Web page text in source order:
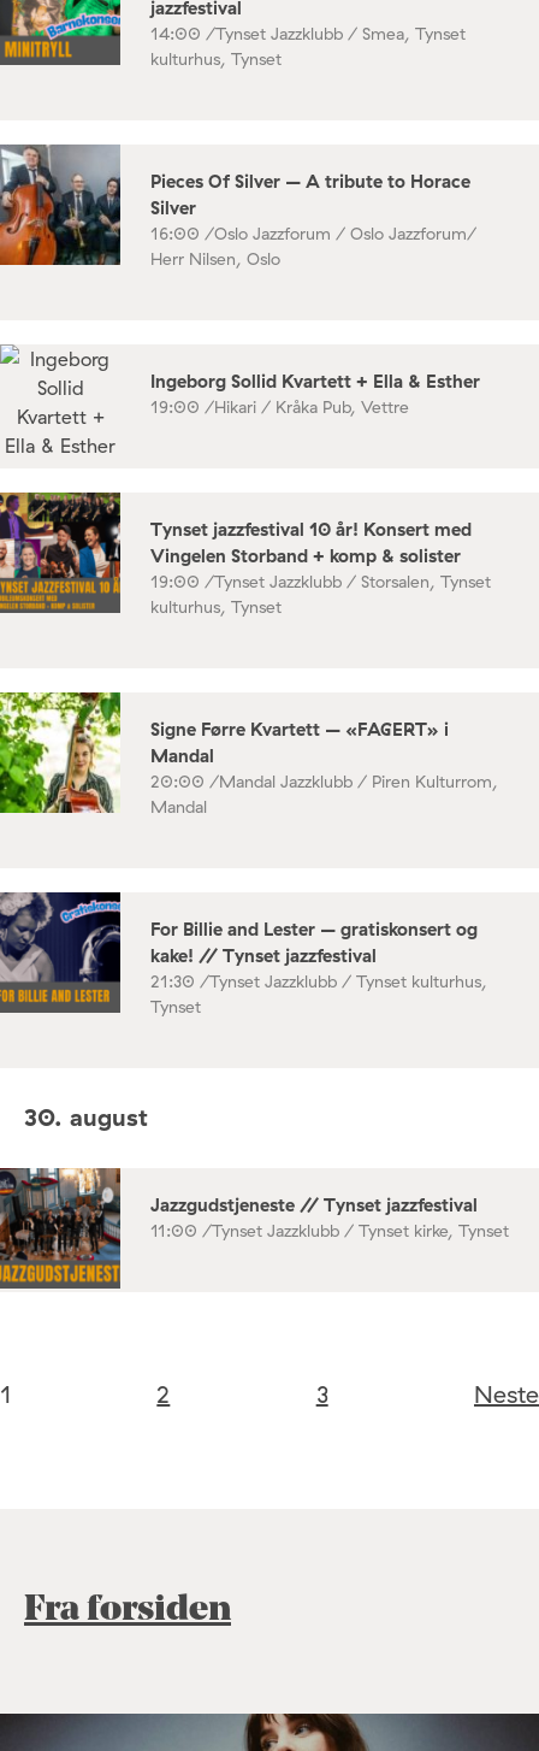
jazzfestival
14:00 /Tynset Jazzklubb / Smea, Tynset
kulturhus, Tynset
Pieces Of Silver – A tribute to Horace
Silver
16:00 /Oslo Jazzforum / Oslo Jazzforum/
Herr Nilsen, Oslo
Ingeborg Sollid Kvartett + Ella & Esther
19:00 /Hikari / Kråka Pub, Vettre
Tynset jazzfestival 10 år! Konsert med
Vingelen Storband + komp & solister
19:00 /Tynset Jazzklubb / Storsalen, Tynset
kulturhus, Tynset
Signe Førre Kvartett – «FAGERT» i
Mandal
20:00 /Mandal Jazzklubb / Piren Kulturrom,
Mandal
For Billie and Lester – gratiskonsert og
kake! // Tynset jazzfestival
21:30 /Tynset Jazzklubb / Tynset kulturhus,
Tynset
30. august
Jazzgudstjeneste // Tynset jazzfestival
11:00 /Tynset Jazzklubb / Tynset kirke, Tynset
1 2 3 Neste
Fra forsiden